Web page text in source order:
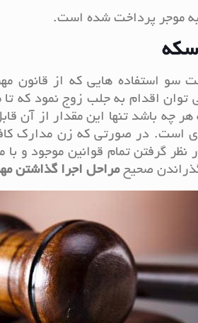
به موجر پرداخت شده است.
سو استفاده هایی که از قانون
هر چه باشد تنها این مقدار از آن
است. در صورتی که زن مدارک
نظر گرفتن تمام قوانین موجود و
صحیحمراحل اجرا گذاشتن